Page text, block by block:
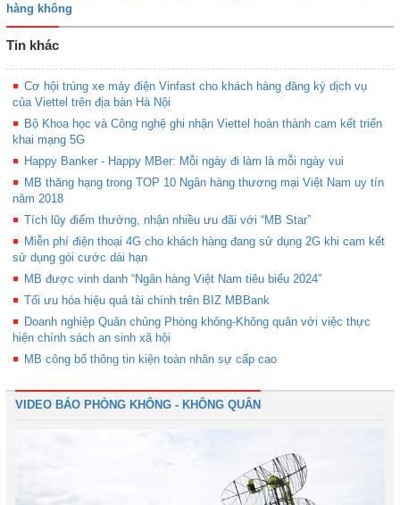
hàng không
Tin khác
Cơ hội trúng xe máy điện Vinfast cho khách hàng đăng ký dịch vụ
của Viettel trên địa bàn Hà Nội
Bộ Khoa học và Công nghệ ghi nhận Viettel hoàn thành cam kết triển
khai mạng 5G
Happy Banker - Happy MBer: Mỗi ngày đi làm là mỗi ngày vui
MB thăng hạng trong TOP 10 Ngân hàng thương mại Việt Nam uy tín
năm 2018
Tích lũy điểm thưởng, nhận nhiều ưu đãi với “MB Star”
Miễn phí điện thoại 4G cho khách hàng đang sử dụng 2G khi cam kết
sử dụng gói cước dài hạn
MB được vinh danh “Ngân hàng Việt Nam tiêu biểu 2024”
Tối ưu hóa hiệu quả tài chính trên BIZ MBBank
Doanh nghiệp Quân chủng Phòng không-Không quân với việc thực
hiện chính sách an sinh xã hội
MB công bố thông tin kiện toàn nhân sự cấp cao
VIDEO BÁO PHÒNG KHÔNG - KHÔNG QUÂN